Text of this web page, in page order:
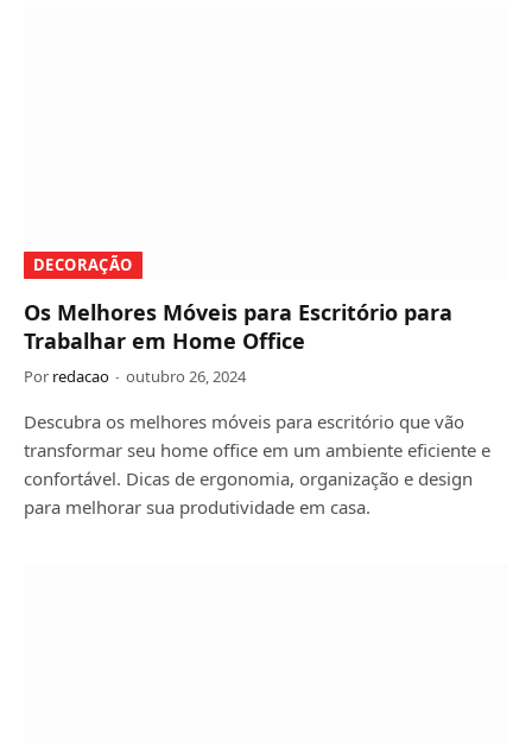
DECORAÇÃO
Os Melhores Móveis para Escritório para
Trabalhar em Home Office
Por redacao outubro 26, 2024
Descubra os melhores móveis para escritório que vão
transformar seu home office em um ambiente eficiente e
confortável. Dicas de ergonomia, organização e design
para melhorar sua produtividade em casa.